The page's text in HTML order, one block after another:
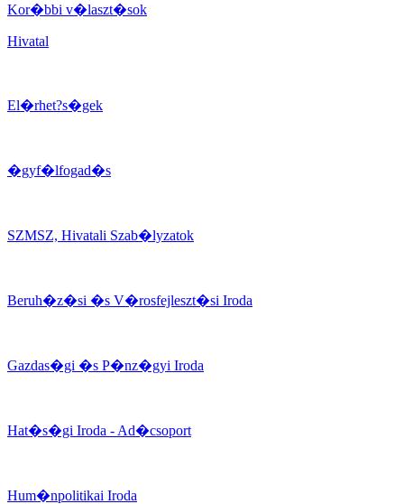
Kor�bbi v�laszt�sok
Hivatal
El�rhet?s�gek
�gyf�lfogad�s
SZMSZ, Hivatali Szab�lyzatok
Beruh�z�si �s V�rosfejleszt�si Iroda
Gazdas�gi �s P�nz�gyi Iroda
Hat�s�gi Iroda - Ad�csoport
Hum�npolitikai Iroda